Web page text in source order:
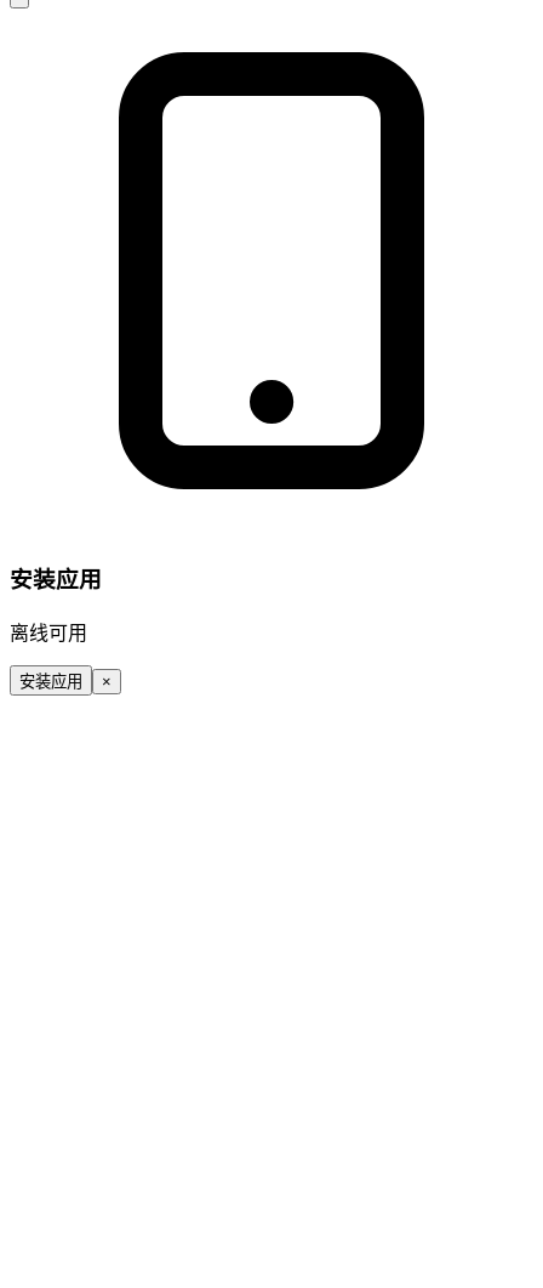
安装应用
离线可用
安装应用 ×